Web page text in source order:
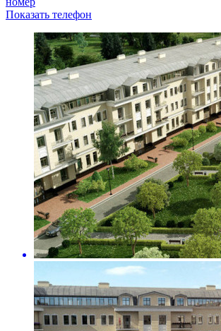
Показать телефон